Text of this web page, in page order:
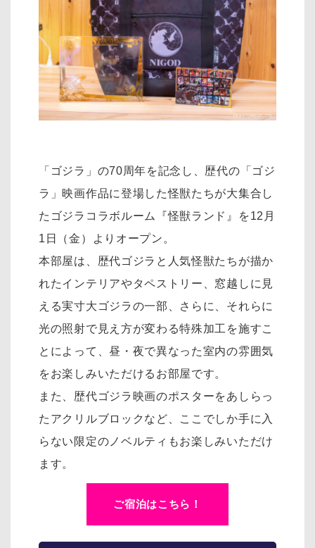
「ゴジラ」の70周年を記念し、歴代の「ゴジ
ラ」映画作品に登場した怪獣たちが大集合し
たゴジラコラボルーム『怪獣ランド』を12月
1日（金）よりオープン。
本部屋は、歴代ゴジラと人気怪獣たちが描か
れたインテリアやタペストリー、窓越しに見
える実寸大ゴジラの一部、さらに、それらに
光の照射で見え方が変わる特殊加工を施すこ
とによって、昼・夜で異なった室内の雰囲気
をお楽しみいただけるお部屋です。
また、歴代ゴジラ映画のポスターをあしらっ
たアクリルブロックなど、ここでしか手に入
らない限定のノベルティもお楽しみいただけ
ます。
ご宿泊はこちら！